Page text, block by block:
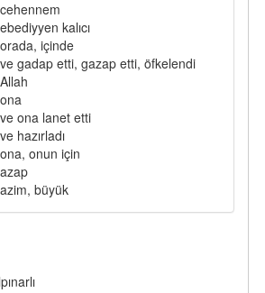
kalıcı
içinde
gadap etti, gazap etti, öfkelendi
ona lanet etti
hazırladı
onun için
büyük